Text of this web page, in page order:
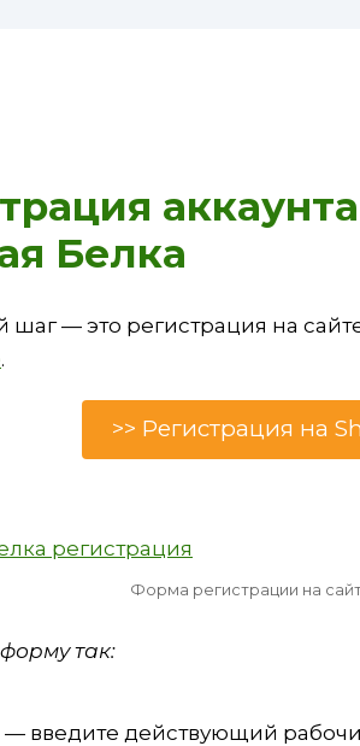
Белка
шаг — это регистрация на
.
>> Регистрация на
Форма регистрации на
так:
— введите действующий